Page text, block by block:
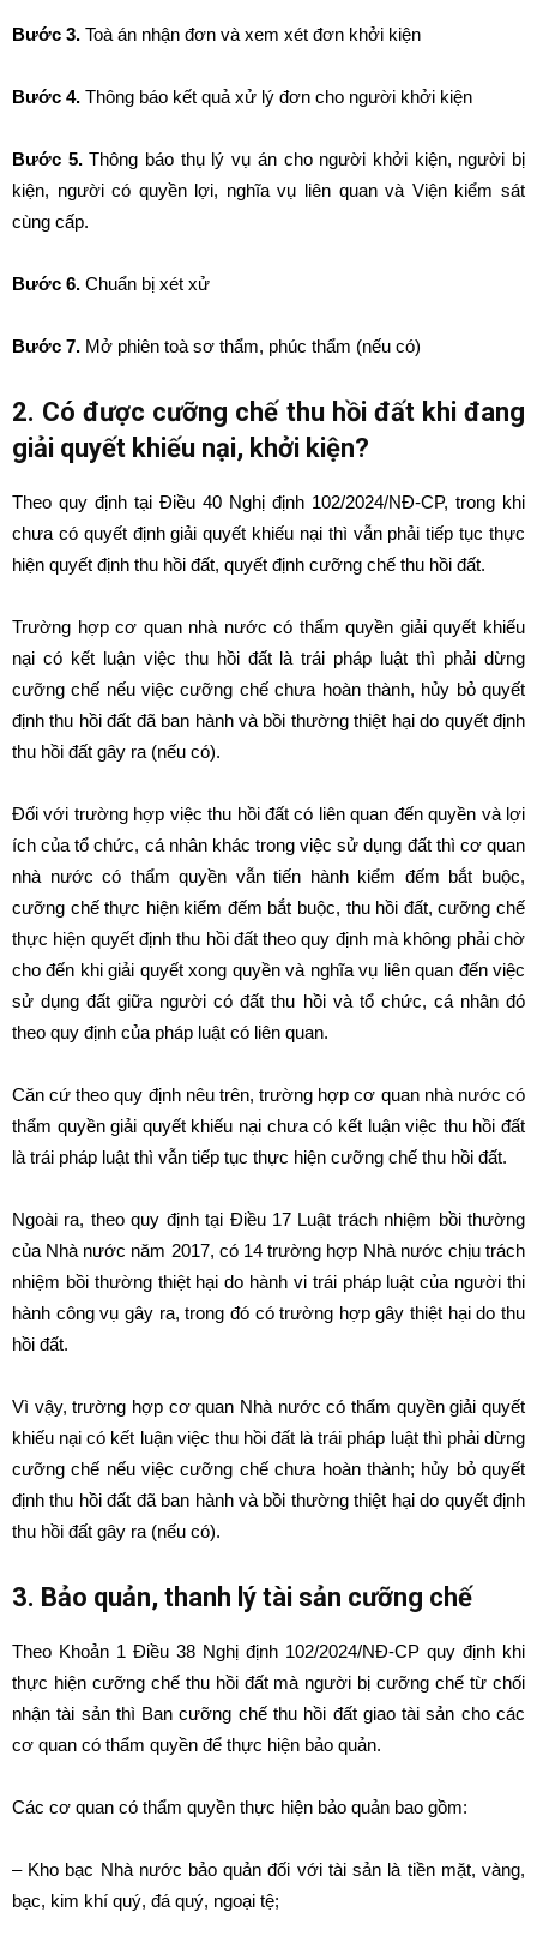
Bước 3. Toà án nhận đơn và xem xét đơn khởi kiện
Bước 4. Thông báo kết quả xử lý đơn cho người khởi kiện
Bước 5.Thông báo thụ lý vụ án cho người khởi kiện, người bị
kiện, người có quyền lợi, nghĩa vụ liên quan và Viện kiểm sát
cùng cấp.
Bước 6. Chuẩn bị xét xử
Bước 7. Mở phiên toà sơ thẩm, phúc thẩm (nếu có)
2. Có được cưỡng chế thu hồi đất khi đang
giải quyết khiếu nại, khởi kiện?
Theo quy định tại Điều 40 Nghị định 102/2024/NĐ-CP, trong khi
chưa có quyết định giải quyết khiếu nại thì vẫn phải tiếp tục thực
hiện quyết định thu hồi đất, quyết định cưỡng chế thu hồi đất.
Trường hợp cơ quan nhà nước có thẩm quyền giải quyết khiếu
nại có kết luận việc thu hồi đất là trái pháp luật thì phải dừng
cưỡng chế nếu việc cưỡng chế chưa hoàn thành, hủy bỏ quyết
định thu hồi đất đã ban hành và bồi thường thiệt hại do quyết định
thu hồi đất gây ra (nếu có).
Đối với trường hợp việc thu hồi đất có liên quan đến quyền và lợi
ích của tổ chức, cá nhân khác trong việc sử dụng đất thì cơ quan
nhà nước có thẩm quyền vẫn tiến hành kiểm đếm bắt buộc,
cưỡng chế thực hiện kiểm đếm bắt buộc, thu hồi đất, cưỡng chế
thực hiện quyết định thu hồi đất theo quy định mà không phải chờ
cho đến khi giải quyết xong quyền và nghĩa vụ liên quan đến việc
sử dụng đất giữa người có đất thu hồi và tổ chức, cá nhân đó
theo quy định của pháp luật có liên quan.
Căn cứ theo quy định nêu trên, trường hợp cơ quan nhà nước có
thẩm quyền giải quyết khiếu nại chưa có kết luận việc thu hồi đất
là trái pháp luật thì vẫn tiếp tục thực hiện cưỡng chế thu hồi đất.
Ngoài ra, theo quy định tại Điều 17 Luật trách nhiệm bồi thường
của Nhà nước năm 2017, có 14 trường hợp Nhà nước chịu trách
nhiệm bồi thường thiệt hại do hành vi trái pháp luật của người thi
hành công vụ gây ra, trong đó có trường hợp gây thiệt hại do thu
hồi đất.
Vì vậy, trường hợp cơ quan Nhà nước có thẩm quyền giải quyết
khiếu nại có kết luận việc thu hồi đất là trái pháp luật thì phải dừng
cưỡng chế nếu việc cưỡng chế chưa hoàn thành; hủy bỏ quyết
định thu hồi đất đã ban hành và bồi thường thiệt hại do quyết định
thu hồi đất gây ra (nếu có).
3. Bảo quản, thanh lý tài sản cưỡng chế
Theo Khoản 1 Điều 38 Nghị định 102/2024/NĐ-CP quy định khi
thực hiện cưỡng chế thu hồi đất mà người bị cưỡng chế từ chối
nhận tài sản thì Ban cưỡng chế thu hồi đất giao tài sản cho các
cơ quan có thẩm quyền để thực hiện bảo quản.
Các cơ quan có thẩm quyền thực hiện bảo quản bao gồm:
– Kho bạc Nhà nước bảo quản đối với tài sản là tiền mặt, vàng,
bạc, kim khí quý, đá quý, ngoại tệ;